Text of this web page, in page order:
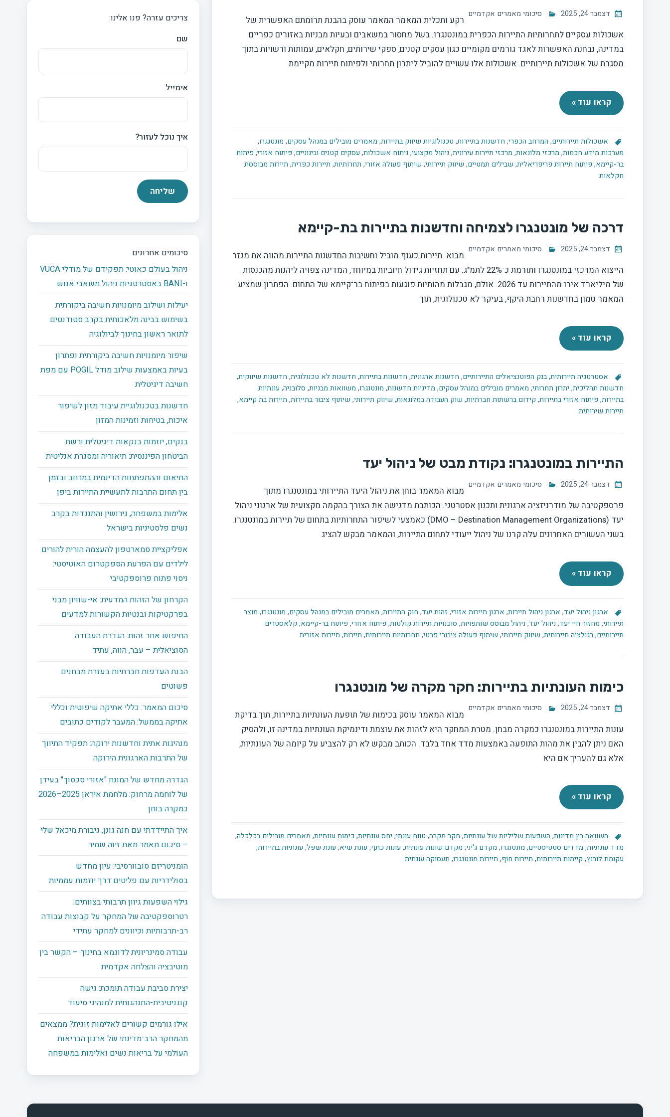
דצמבר 24, 2025 סיכומי מאמרים אקדמיים
רקע ותכלית המאמר המאמר עוסק בהבנת תרומתם האפשרית של
אשכולות עסקיים לתחרותיות התיירות הכפרית במונטנגרו. בשל מחסור במשאבים ובעיות מבניות באזורים כפריים
במדינה, נבחנת האפשרות לאגד גורמים מקומיים כגון עסקים קטנים, ספקי שירותים, חקלאים, עמותות ורשויות בתוך
מסגרת של אשכולות תיירותיים. אשכולות אלו עשויים להוביל ליתרון תחרותי ולפיתוח תיירות מקיימת
קראו עוד »
אשכולות תיירותיים, המרחב הכפרי, חדשנות בתיירות, טכנולוגיות שיווק בתיירות, מאמרים מובילים במנהל עסקים, מונטנגרו,
מערכות מידע חכמות, מרכזי מלונאות, מרכזי תיירות עירונית, ניהול מקצועי, ניתוח אשכולות, עסקים קטנים ובינוניים, פיתוח אזורי, פיתוח
בר-קיימא, פיתוח תיירות פריפריאלית, שבילים תמטיים, שיווק תיירותי, שיתוף פעולה אזורי, תחרותיות, תיירות כפרית, תיירות מבוססת
חקלאות
דרכה של מונטנגרו לצמיחה וחדשנות בתיירות בת-קיימא
דצמבר 24, 2025 סיכומי מאמרים אקדמיים
מבוא: תיירות כענף מוביל וחשיבות החדשנות התיירות מהווה את מגזר
הייצוא המרכזי במונטנגרו ותורמת כ־22% לתמ"ג. עם תחזיות גידול חיוביות במיוחד, המדינה צפויה ליהנות מהכנסות
של מיליארד אירו מהתיירות עד 2026. אולם, מגבלות מהותיות פוגעות בפיתוח בר־קיימא של התחום. הפתרון שמציע
המאמר טמון בחדשנות רחבת היקף, בעיקר לא טכנולוגית, תוך
קראו עוד »
אסטרטגיה תיירותית,בנק הפוטנציאלים התיירותיים, חדשנות ארגונית, חדשנות בתיירות, חדשנות לא טכנולוגית, חדשנות שיווקית,
חדשנות תהליכית, יתרון תחרותי, מאמרים מובילים במנהל עסקים, מדיניות חדשנות, מונטנגרו, משוואות מבניות, סלובניה, עונתיות
בתיירות, פיתוח אזורי בתיירות, קידום ברשתות חברתיות, שוק העבודה במלונאות, שיווק תיירותי, שיתוף ציבור בתיירות, תיירות בת קיימא,
תיירות שירותית
התיירות במונטנגרו: נקודת מבט של ניהול יעד
דצמבר 24, 2025 סיכומי מאמרים אקדמיים
מבוא המאמר בוחן את ניהול היעד התיירותי במונטנגרו מתוך
פרספקטיבה של מודרניזציה ארגונית ותכנון אסטרטגי. הכותבת מדגישה את הצורך בהקמה מקצועית של ארגוני ניהול
יעד (DMO – Destination Management Organizations) כאמצעי לשיפור התחרותיות בתחום של תיירות במונטנגרו.
בשני העשורים האחרונים עלה קרנו של ניהול ייעודי לתחום התיירות, והמאמר מבקש להציג
קראו עוד »
ארגון ניהול יעד, ארגון ניהול תיירות, ארגון תיירות אזורי, זהות יעד, חוק התיירות, מאמרים מובילים במנהל עסקים, מונטנגרו, מוצר
תיירותי, מחזור חיי יעד, ניהול יעד, ניהול מבוסס שותפויות, סוכנויות תיירות קולטות, פיתוח אזורי, פיתוח בר-קיימא, קלאסטרים
תיירותיים, רגולציה תיירותית, שיווק תיירותי, שיתוף פעולה ציבורי פרטי, תחרותיות תיירותית, תיירות, תיירות אזורית
כימות העונתיות בתיירות: חקר מקרה של מונטנגרו
דצמבר 24, 2025 סיכומי מאמרים אקדמיים
מבוא המאמר עוסק בכימות של תופעת העונתיות בתיירות, תוך בדיקת
עונות התיירות במונטנגרו כמקרה מבחן. מטרת המחקר היא לזהות את עוצמת ודינמיקת העונתיות במדינה זו, ולהסיק
האם ניתן להבין את מהות התופעה באמצעות מדד אחד בלבד. הכותב מבקש לא רק להצביע על קיומה של העונתיות,
אלא גם להעריך אם היא
קראו עוד »
השוואה בין מדינות, השפעות שליליות של עונתיות, חקר מקרה, טווח עונתי, יחס עונתיות, כימות עונתיות, מאמרים מובילים בכלכלה,
מדד עונתיות, מדדים סטטיסטיים, מונטנגרו, מקדם ג'יני, מקדם שונות עונתית, עונות כתף, עונת שיא, עונת שפל, עונתיות בתיירות,
עקומת לורנץ, קיימות תיירותית, תיירות חוף, תיירות מונטנגרו, תעסוקה עונתית
צריכים עזרה? פנו אלינו:
שם
אימייל
איך נוכל לעזור?
סיכומים אחרונים
ניהול בעולם כאוטי: תפקידם של מודלי VUCA
ו-BANI באסטרטגיות ניהול משאבי אנוש
יעילות ושילוב מיומנויות חשיבה ביקורתית
בשימוש בבינה מלאכותית בקרב סטודנטים
לתואר ראשון בחינוך לביולוגיה
שיפור מיומנויות חשיבה ביקורתית ופתרון
בעיות באמצעות שילוב מודל POGIL עם מפת
חשיבה דיגיטלית
חדשנות בטכנולוגיית עיבוד מזון לשיפור
איכות, בטיחות וזמינות המזון
בנקים, יוזמות בנקאות דיגיטלית ורשת
הביטחון הפיננסית: תיאוריה ומסגרת אנליטית
התיאום וההתפתחות הדינמית במרחב ובזמן
בין תחום התרבות לתעשיית התיירות ביפן
אלימות במשפחה, גירושין והתנגדות בקרב
נשים פלסטיניות בישראל
אפליקציית סמארטפון להעצמה הורית להורים
לילדים עם הפרעת הספקטרום האוטיסטי:
ניסוי פתוח פרוספקטיבי
הקרחון של הזהות המדעית: אי-שוויון מבני
בפרקטיקות ובנטיות הקשורות למדעים
החיפוש אחר זהות: הגדרת העבודה
הסוציאלית – עבר, הווה, עתיד
הבנת העדפות חברתיות בעזרת מבחנים
פשוטים
סיכום המאמר: כללי אתיקה שיפוטית וכללי
אתיקה בממשל: המעבר לקודים כתובים
מנהיגות אתית וחדשנות ירוקה: תפקיד התיווך
של התרבות הארגונית הירוקה
הגדרה מחדש של המונח "אזורי סכסוך" בעידן
של לוחמה מרחוק: מלחמת איראן 2025–2026
כמקרה בוחן
איך התיידדתי עם חנה גונן, גיבורת מיכאל שלי
– סיכום מאמר מאת זיוה שמיר
הומניטריזם סובוורסיבי: עיון מחדש
בסולידריות עם פליטים דרך יוזמות עממיות
גילוי השפעות גיוון תרבותי בצוותים:
רטרוספקטיבה של המחקר על קבוצות עבודה
רב-תרבותיות וכיוונים למחקר עתידי
עבודה סמינריונית לדוגמא בחינוך – הקשר בין
מוטיבציה והצלחה אקדמית
יצירת סביבת עבודה תומכת: גישה
קוגניטיבית-התנהגותית למנהיגי סיעוד
אילו גורמים קשורים לאלימות זוגית? ממצאים
מהמחקר הרב־מדינתי של ארגון הבריאות
העולמי על בריאות נשים ואלימות במשפחה